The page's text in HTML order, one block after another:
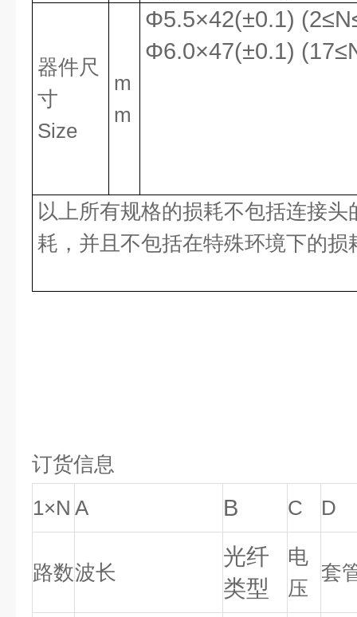
器件尺
寸
Size
m
m
Φ5.5×42(±0.1)
Φ6.0×47(±0.1)
以上所有规格的损耗不包括连接头
耗，并且不包括在特殊环境下的损
订货信息
1×N A B C D
路数波长
光纤
类型
电
压
套